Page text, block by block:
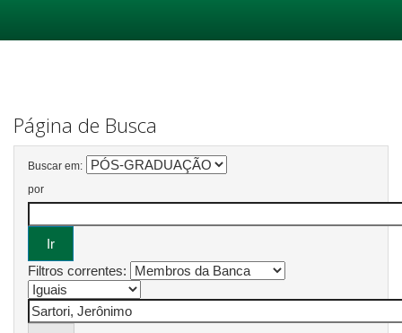
Página de Busca
Buscar em:
por
Filtros correntes: